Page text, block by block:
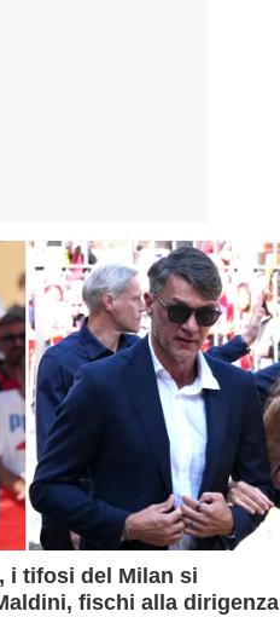
i tifosi del Milan si
fischi alla dirigenza